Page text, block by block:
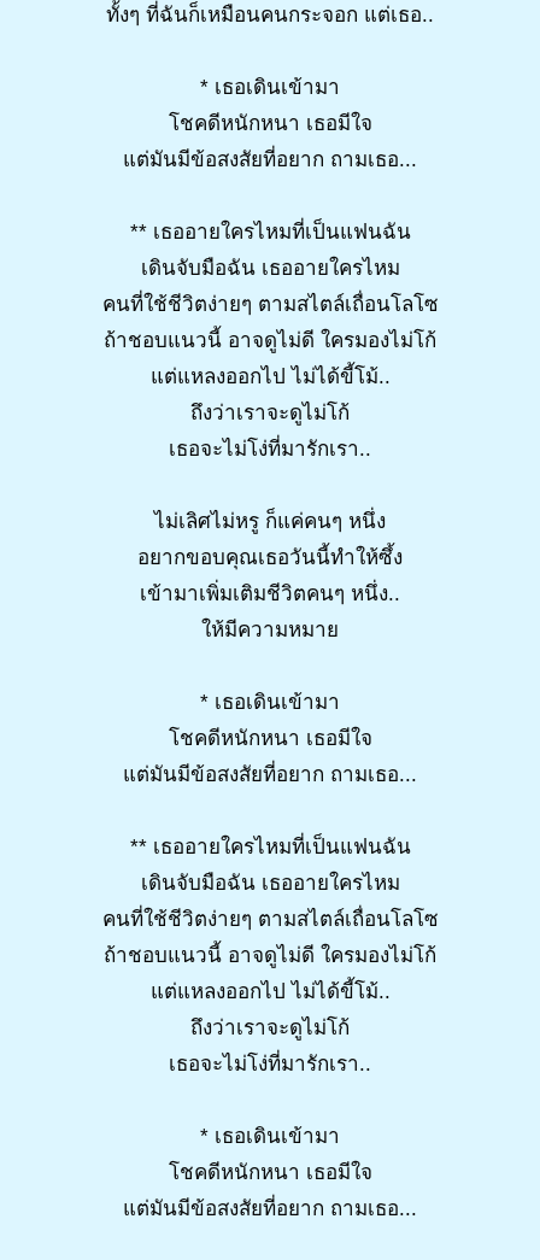
ทั้งๆ ที่ฉันก็เหมือนคนกระจอก แต่เธอ..
* เธอเดินเข้ามา
โชคดีหนักหนา เธอมีใจ
แต่มันมีข้อสงสัยที่อยาก ถามเธอ...
** เธออายใครไหมที่เป็นแฟนฉัน
เดินจับมือฉัน เธออายใครไหม
คนที่ใช้ชีวิตง่ายๆ ตามสไตล์เถื่อนโลโซ
ถ้าชอบแนวนี้ อาจดูไม่ดี ใครมองไม่โก้
แต่แหลงออกไป ไม่ได้ขี้โม้..
ถึงว่าเราจะดูไม่โก้
เธอจะไม่โง่ที่มารักเรา..
ไม่เลิศไม่หรู ก็แค่คนๆ หนึ่ง
อยากขอบคุณเธอวันนี้ทำให้ซึ้ง
เข้ามาเพิ่มเติมชีวิตคนๆ หนึ่ง..
ให้มีความหมาย
* เธอเดินเข้ามา
โชคดีหนักหนา เธอมีใจ
แต่มันมีข้อสงสัยที่อยาก ถามเธอ...
** เธออายใครไหมที่เป็นแฟนฉัน
เดินจับมือฉัน เธออายใครไหม
คนที่ใช้ชีวิตง่ายๆ ตามสไตล์เถื่อนโลโซ
ถ้าชอบแนวนี้ อาจดูไม่ดี ใครมองไม่โก้
แต่แหลงออกไป ไม่ได้ขี้โม้..
ถึงว่าเราจะดูไม่โก้
เธอจะไม่โง่ที่มารักเรา..
* เธอเดินเข้ามา
โชคดีหนักหนา เธอมีใจ
แต่มันมีข้อสงสัยที่อยาก ถามเธอ...